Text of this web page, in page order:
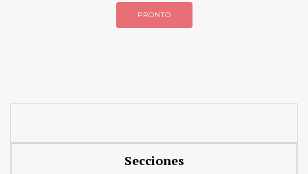
PRONTO
Secciones